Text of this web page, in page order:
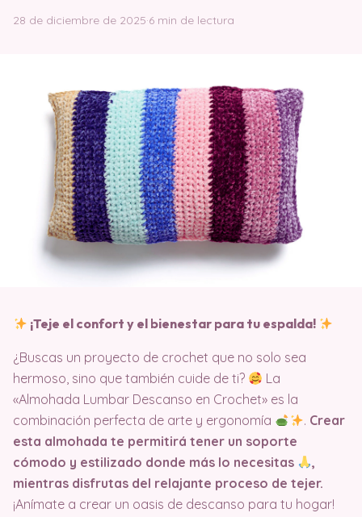
28 de diciembre de 2025·6 min de lectura
¡Teje el confort y el bienestar para tu espalda!
¿Buscas un proyecto de crochet que no solo sea
hermoso, sino que también cuide de ti?
La
«Almohada Lumbar Descanso en Crochet» es la
combinación perfecta de arte y ergonomía
. Crear
esta almohada te permitirá tener un soporte
cómodo y estilizado donde más lo necesitas
,
mientras disfrutas del relajante proceso de tejer.
¡Anímate a crear un oasis de descanso para tu hogar!